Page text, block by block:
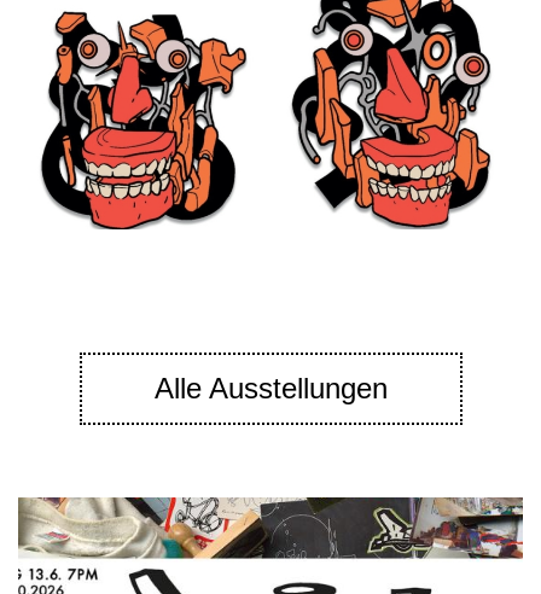
Alle Ausstellungen